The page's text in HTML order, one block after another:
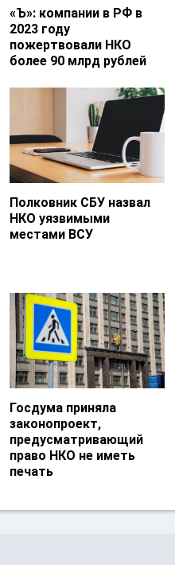
«Ъ‎»: компании в РФ в
2023 году
пожертвовали НКО
более 90 млрд рублей
Полковник СБУ назвал
НКО уязвимыми
местами ВСУ
Госдума приняла
законопроект,
предусматривающий
право НКО не иметь
печать